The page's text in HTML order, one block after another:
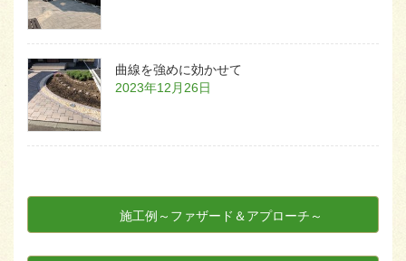
曲線を強めに効かせて
2023年12月26日
施工例～ファザード＆アプローチ～